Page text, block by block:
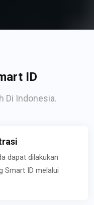
ID
Di Indonesia.
dapat dilakukan
Smart ID melalui